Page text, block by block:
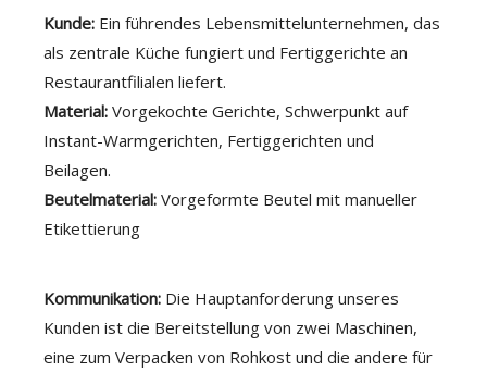
Kunde: Ein führendes Lebensmittelunternehmen, das
als zentrale Küche fungiert und Fertiggerichte an
Restaurantfilialen liefert.
Material: Vorgekochte Gerichte, Schwerpunkt auf
Instant-Warmgerichten, Fertiggerichten und
Beilagen.
Beutelmaterial: Vorgeformte Beutel mit manueller
Etikettierung
Kommunikation: Die Hauptanforderung unseres
Kunden ist die Bereitstellung von zwei Maschinen,
eine zum Verpacken von Rohkost und die andere für